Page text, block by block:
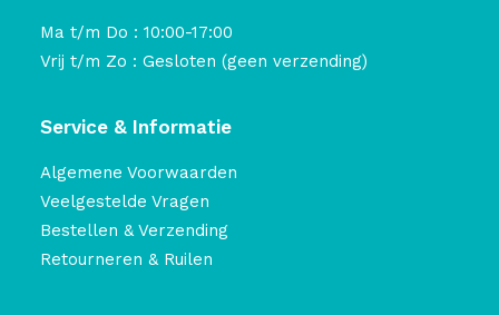
Ma t/m Do : 10:00-17:00
Vrij t/m Zo : Gesloten (geen verzending)
Service & Informatie
Algemene Voorwaarden
Veelgestelde Vragen
Bestellen & Verzending
Retourneren & Ruilen